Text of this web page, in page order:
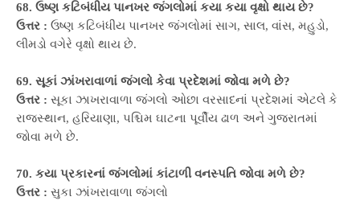
68. ઉષ્ણ કટિબંધીય પાનખર જંગલોમાં કયા કયા વૃક્ષો થાય છે?
ઉત્તર : ઉષ્ણ કટિબંધીય પાનખર જંગલોમાં સાગ, સાલ, વાંસ, મહુડો,
લીમડો વગેરે વૃક્ષો થાય છે.
69. સૂકાં ઝાંખરાવાળાં જંગલો કેવા પ્રદેશમાં જોવા મળે છે?
ઉત્તર : સૂકા ઝાખરાવાળા જંગલો ઓછા વરસાદનાં પ્રદેશમાં એટલે કે
રાજસ્થાન, હરિયાણા, પશ્ચિમ ઘાટના પૂર્વીય ઢાળ અને ગુજરાતમાં
જોવા મળે છે.
70. કયા પ્રકારનાં જંગલોમાં કાંટાળી વનસ્પતિ જોવા મળે છે?
ઉત્તર : સુકા ઝાંખરાવાળા જંગલો